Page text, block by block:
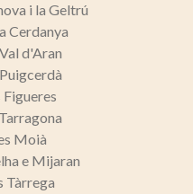
i la Geltrú
Cerdanya
d'Aran
Figueres
Moià
e Mijaran
Tàrrega